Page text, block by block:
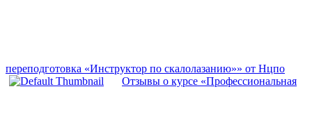
переподготовка «Инструктор по скалолазанию»» от Нцпо
Отзывы о курсе «Профессиональная